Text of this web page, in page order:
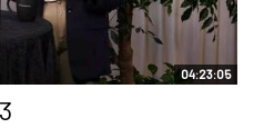
04:23:05